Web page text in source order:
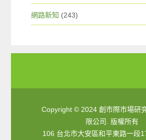
網路新知 (243)
Copyright © 2024 創市際市場研
限公司. 版權所有
106 台北市大安區和平東路一段